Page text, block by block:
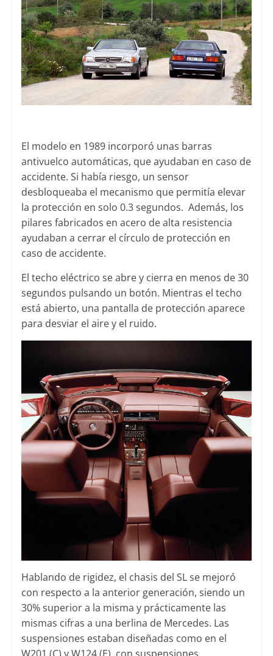
El modelo en 1989 incorporó unas barras
antivuelco automáticas, que ayudaban en caso de
accidente. Si había riesgo, un sensor
desbloqueaba el mecanismo que permitía elevar
la protección en solo 0.3 segundos. Además, los
pilares fabricados en acero de alta resistencia
ayudaban a cerrar el círculo de protección en
caso de accidente.
El techo eléctrico se abre y cierra en menos de 30
segundos pulsando un botón. Mientras el techo
está abierto, una pantalla de protección aparece
para desviar el aire y el ruido.
Hablando de rigidez, el chasis del SL se mejoró
con respecto a la anterior generación, siendo un
30% superior a la misma y prácticamente las
mismas cifras a una berlina de Mercedes. Las
suspensiones estaban diseñadas como en el
W201 (C) y W124 (E), con suspensiones